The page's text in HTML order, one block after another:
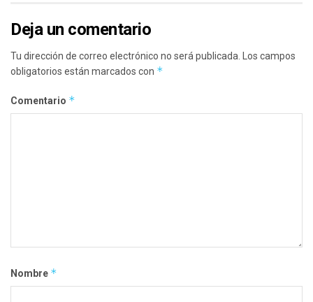
Deja un comentario
Tu dirección de correo electrónico no será publicada. Los campos
obligatorios están marcados con *
Comentario *
Nombre *